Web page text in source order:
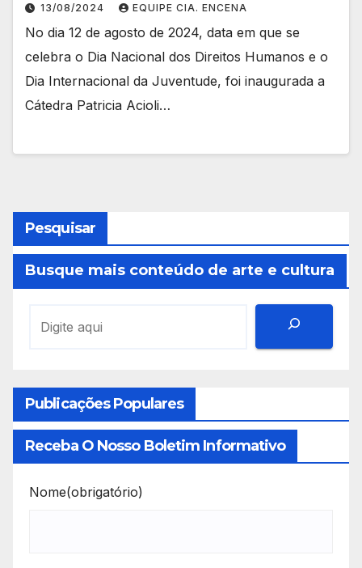
13/08/2024 EQUIPE CIA. ENCENA
No dia 12 de agosto de 2024, data em que se
celebra o Dia Nacional dos Direitos Humanos e o
Dia Internacional da Juventude, foi inaugurada a
Cátedra Patricia Acioli…
Pesquisar
Busque mais conteúdo de arte e cultura
Publicações Populares
Receba O Nosso Boletim Informativo
Nome(obrigatório)